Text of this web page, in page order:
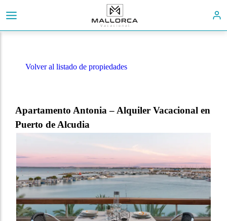
Volver al listado de propiedades
Apartamento Antonia – Alquiler Vacacional en
Puerto de Alcudia